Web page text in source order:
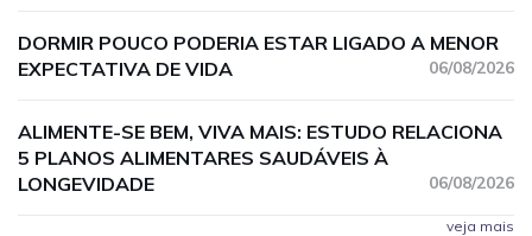
DORMIR POUCO PODERIA ESTAR LIGADO A MENOR
EXPECTATIVA DE VIDA
06/08/2026
ALIMENTE-SE BEM, VIVA MAIS: ESTUDO RELACIONA
5 PLANOS ALIMENTARES SAUDÁVEIS À
LONGEVIDADE
06/08/2026
veja mais